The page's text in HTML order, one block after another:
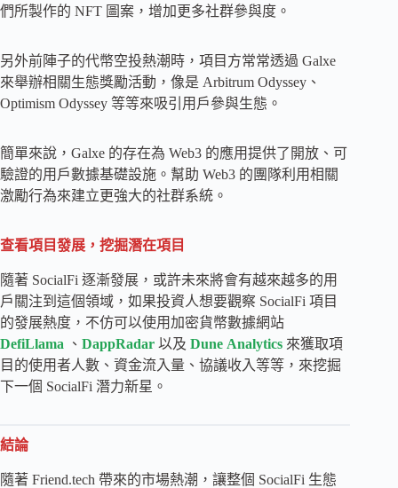
們所製作的 NFT 圖案，增加更多社群參與度。
另外前陣子的代幣空投熱潮時，項目方常常透過 Galxe
來舉辦相關生態獎勵活動，像是 Arbitrum Odyssey、
Optimism Odyssey 等等來吸引用戶參與生態。
簡單來說，Galxe 的存在為 Web3 的應用提供了開放、可
驗證的用戶數據基礎設施。幫助 Web3 的團隊利用相關
激勵行為來建立更強大的社群系統。
查看項目發展，挖掘潛在項目
隨著 SocialFi 逐漸發展，或許未來將會有越來越多的用
戶關注到這個領域，如果投資人想要觀察 SocialFi 項目
的發展熱度，不仿可以使用加密貨幣數據網站
DefiLlama 、 DappRadar 以及 Dune Analytics 來獲取項
目的使用者人數、資金流入量、協議收入等等，來挖掘
下一個 SocialFi 潛力新星。
結論
隨著 Friend.tech 帶來的市場熱潮，讓整個 SocialFi 生態